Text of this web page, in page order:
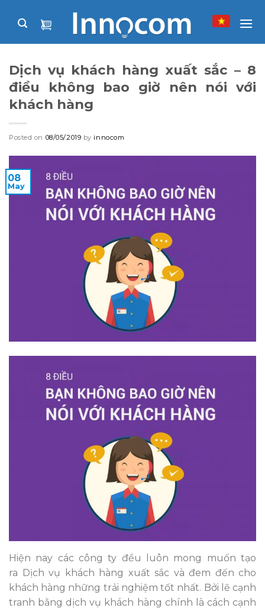
Dịch vụ khách hàng xuất sắc – 8
điều không bao giờ nên nói với
khách hàng
Posted on 08/05/2019 by innocom
08
May
Hiện nay các công ty đều luôn mong muốn tạo
ra Dịch vụ khách hàng xuất sắc và đem đến cho
khách hàng những trải nghiệm tốt nhất. Bởi lẽ cạnh
tranh bằng dịch vụ khách hàng chính là cách cạnh